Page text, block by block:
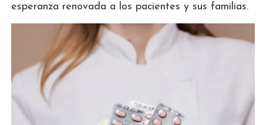
esperanza renovada a los pacientes y sus familias.